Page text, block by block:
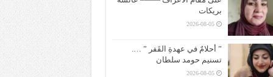
بريكات
2026-08-05
” أحلامٌ في عهدةِ القَفر ” ….
تسنيم حومد سلطان
2026-08-05